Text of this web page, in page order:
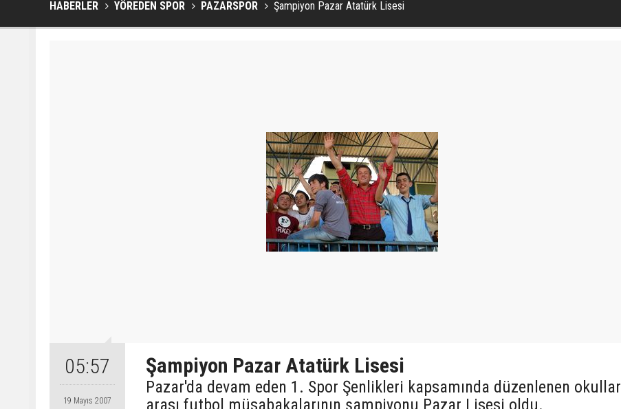
HABERLER YÖREDEN SPOR PAZARSPOR Şampiyon Pazar Atatürk Lisesi
05:57
19 Mayıs 2007
Şampiyon Pazar Atatürk Lisesi
Pazar'da devam eden 1. Spor Şenlikleri kapsamında düzenlenen okullar
arası futbol müsabakalarının şampiyonu Pazar Lisesi oldu.